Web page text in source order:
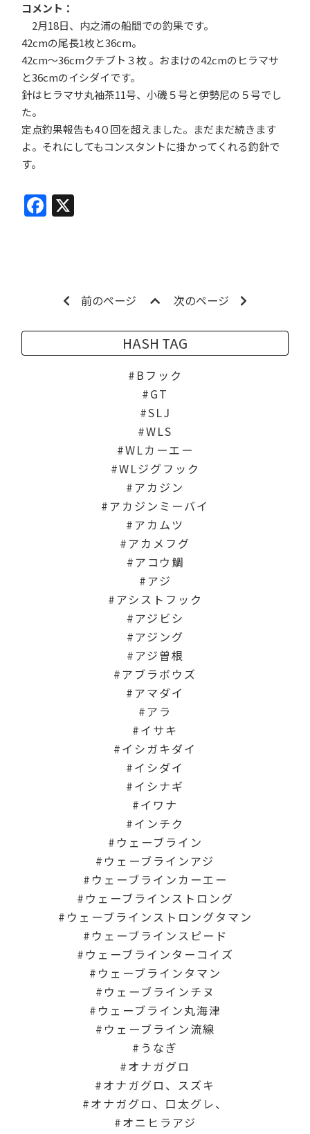
コメント
2月18日、内之浦の船間での釣果です。
42cmの尾長1枚と36cm。
42cm～36cmクチブト３枚 。おまけの42cmのヒラマサ
と36cmのイシダイです。
針はヒラマサ丸袖茶11号、小磯５号と伊勢尼の５号でし
た。
定点釣果報告も4０回を超えました。まだまだ続きます
よ。それにしてもコンスタントに掛かってくれる釣針で
す。
Facebook
前のページ 次のページ
HASH TAG
Bフック
GT
SLJ
WLS
WLカーエー
WLジグフック
アカジン
アカジンミーバイ
アカムツ
アカメフグ
アコウ鯛
アジ
アシストフック
アジビシ
アジング
アジ曽根
アブラボウズ
アマダイ
アラ
イサキ
イシガキダイ
イシダイ
イシナギ
イワナ
インチク
ウェーブライン
ウェーブラインアジ
ウェーブラインカーエー
ウェーブラインストロング
ウェーブラインストロングタマン
ウェーブラインスピード
ウェーブラインターコイズ
ウェーブラインタマン
ウェーブラインチヌ
ウェーブライン丸海津
ウェーブライン流線
うなぎ
オナガグロ
オナガグロ、スズキ
オナガグロ、口太グレ、
オニヒラアジ